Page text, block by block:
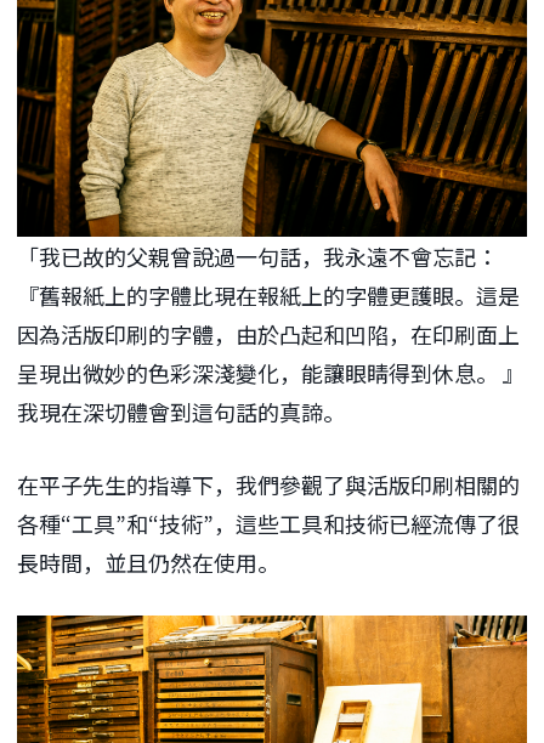
「我已故的父親曾說過一句話，我永遠不會忘記：
『舊報紙上的字體比現在報紙上的字體更護眼。這是
因為活版印刷的字體，由於凸起和凹陷，在印刷面上
呈現出微妙的色彩深淺變化，能讓眼睛得到休息。 』
我現在深切體會到這句話的真諦。
在平子先生的指導下，我們參觀了與活版印刷相關的
各種“工具”和“技術”，這些工具和技術已經流傳了很
長時間，並且仍然在使用。